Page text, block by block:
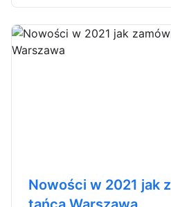
Nowości w 2021 jak